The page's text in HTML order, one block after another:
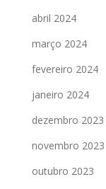
abril 2024
março 2024
fevereiro 2024
janeiro 2024
dezembro 2023
novembro 2023
outubro 2023